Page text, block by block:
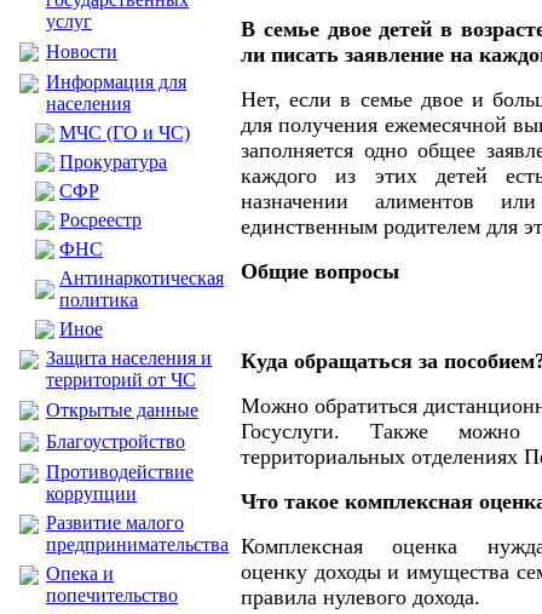
услуг
Новости
Информация для
населения
МЧС (ГО и ЧС)
Прокуратура
CФР
Росреестр
ФНС
Антинаркотическая
политика
Иное
Защита населения и
территорий от ЧС
Открытые данные
Благоустройство
Противодействие
коррупции
Развитие малого
предпринимательства
Опека и
попечительство
В семье двое детей в
ли писать заявление на
Нет, если в семье двое и
для получения ежемесячной
заполняется одно общее
каждого из этих детей
назначении алиментов
единственным родителем для
Общие вопросы
Куда обращаться за
Можно обратиться
Госуслуги. Также можно
территориальных отделениях
Что такое комплексная
Комплексная оценка
оценку доходы и имущества
правила нулевого дохода.